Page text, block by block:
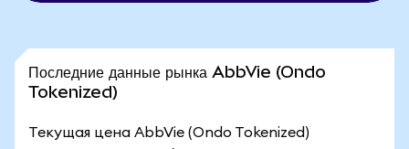
Последние данные рынка AbbVie (Ondo
Tokenized)
Текущая цена AbbVie (Ondo Tokenized)